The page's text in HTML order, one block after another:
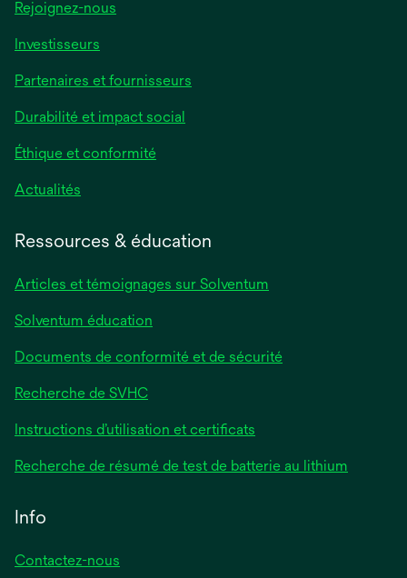
Rejoignez-nous
Investisseurs
Partenaires et fournisseurs
Durabilité et impact social
Éthique et conformité
Actualités
Ressources & éducation
Articles et témoignages sur Solventum
Solventum éducation
Documents de conformité et de sécurité
Recherche de SVHC
Instructions d’utilisation et certificats
Recherche de résumé de test de batterie au lithium
Info
Contactez-nous